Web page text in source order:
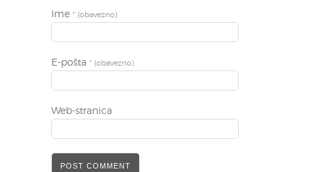
Ime * (obavezno)
E-pošta * (obavezno)
Web-stranica